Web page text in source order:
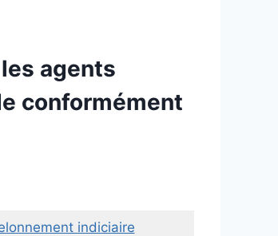
agents
conformément
indiciaire